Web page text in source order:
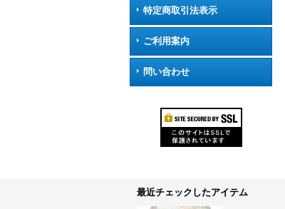
特定商取引法表示
ご利用案内
問い合わせ
最近チェックしたアイテム